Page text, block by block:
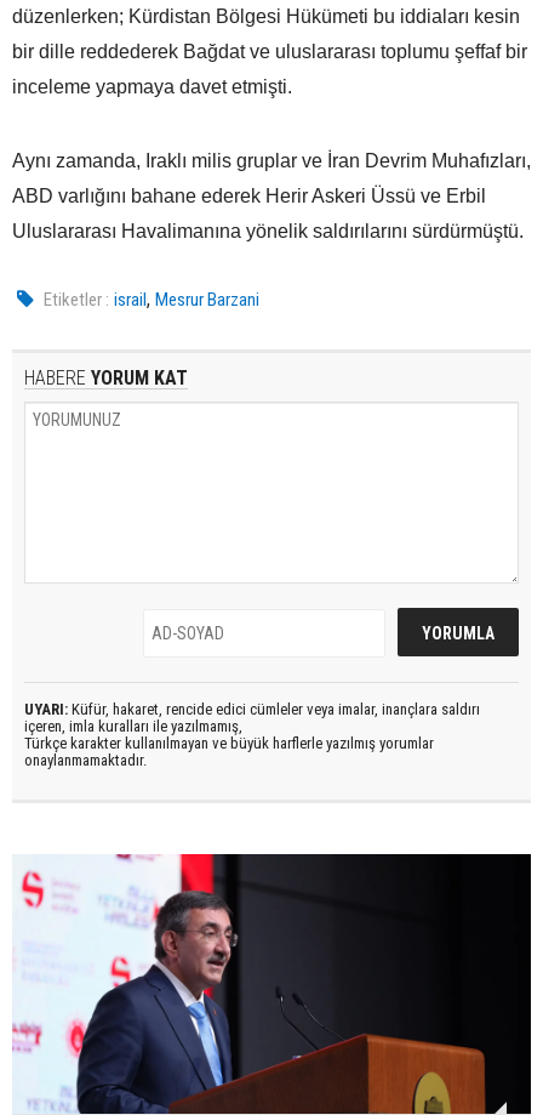
düzenlerken; Kürdistan Bölgesi Hükümeti bu iddiaları kesin
bir dille reddederek Bağdat ve uluslararası toplumu şeffaf bir
inceleme yapmaya davet etmişti.
Aynı zamanda, Iraklı milis gruplar ve İran Devrim Muhafızları,
ABD varlığını bahane ederek Herir Askeri Üssü ve Erbil
Uluslararası Havalimanına yönelik saldırılarını sürdürmüştü.
Etiketler : israil,Mesrur Barzani
HABERE YORUM KAT
UYARI: Küfür, hakaret, rencide edici cümleler veya imalar, inançlara saldırı
içeren, imla kuralları ile yazılmamış,
Türkçe karakter kullanılmayan ve büyük harflerle yazılmış yorumlar
onaylanmamaktadır.